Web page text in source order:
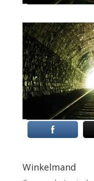
Winkelmand